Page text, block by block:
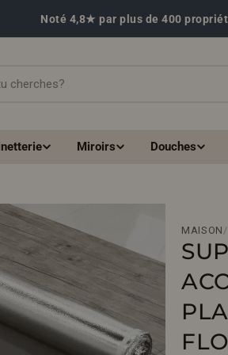
Noté 4,8★ par plus de 400
Miroirs Douches
MAISON /